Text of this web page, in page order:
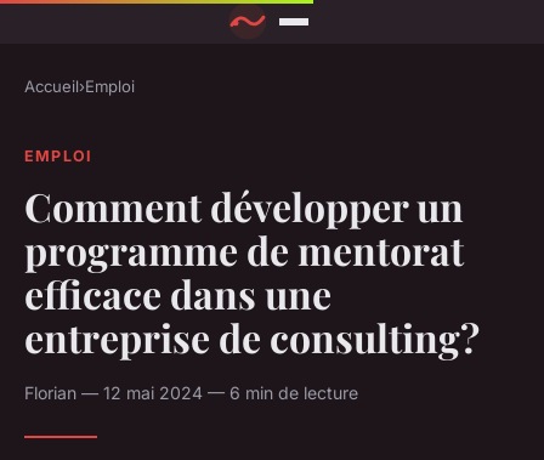
Accueil›Emploi
EMPLOI
Comment développer un
programme de mentorat
efficace dans une
entreprise de consulting?
Florian — 12 mai 2024 — 6 min de lecture